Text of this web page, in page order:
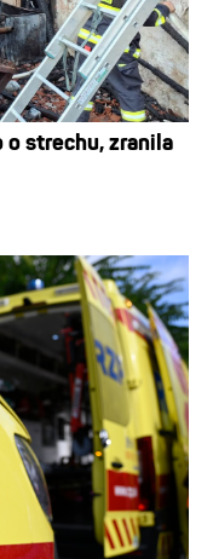
o strechu, zranila